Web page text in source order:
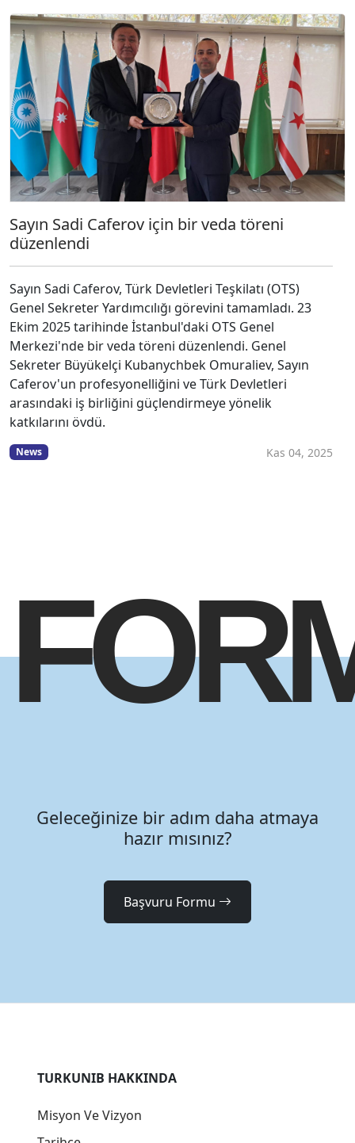
Sayın Sadi Caferov için bir veda töreni
düzenlendi
Sayın Sadi Caferov, Türk Devletleri Teşkilatı (OTS)
Genel Sekreter Yardımcılığı görevini tamamladı. 23
Ekim 2025 tarihinde İstanbul'daki OTS Genel
Merkezi'nde bir veda töreni düzenlendi. Genel
Sekreter Büyükelçi Kubanychbek Omuraliev, Sayın
Caferov'un profesyonelliğini ve Türk Devletleri
arasındaki iş birliğini güçlendirmeye yönelik
katkılarını övdü.
News Kas 04, 2025
Geleceğinize bir adım daha atmaya
hazır mısınız?
Başvuru Formu
TURKUNIB HAKKINDA
Misyon Ve Vizyon